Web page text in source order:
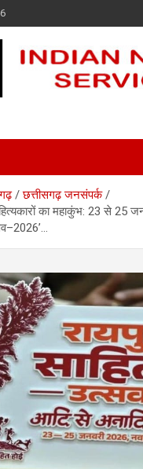
Service
छत्तीसगढ़ जनसंपर्क
का महाकुंभ: 23 से 25